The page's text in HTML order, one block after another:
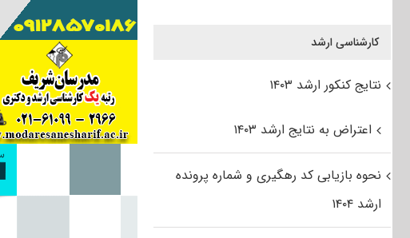
کارشناسی ارشد
نتایج کنکور ارشد ۱۴۰۳
اعتراض به نتایج ارشد ۱۴۰۳
نحوه بازیابی کد رهگیری و شماره پرونده
ارشد ۱۴۰۴